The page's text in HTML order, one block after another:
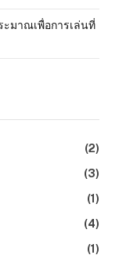
ะมาณเพื่อการเล่นที่
(2)
(3)
(1)
(4)
(1)